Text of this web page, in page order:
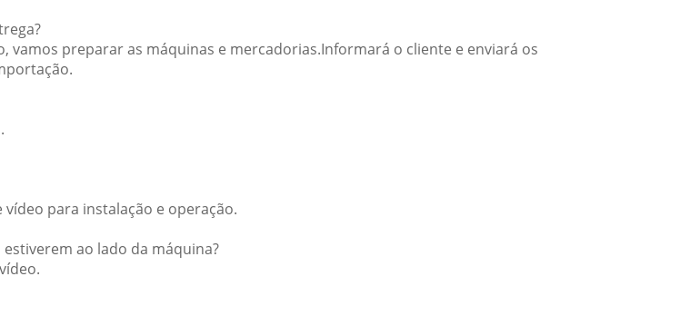
preparar as máquinas e mercadorias.Informará o cliente e enviará os
para instalação e operação.
ao lado da máquina?